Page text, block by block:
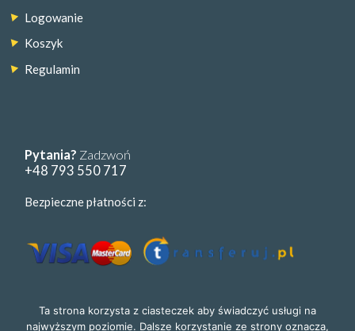
Logowanie
Koszyk
Regulamin
Pytania? Zadzwoń
+48 793 550 717
Bezpieczne płatności z:
Ta strona korzysta z ciasteczek aby świadczyć usługi na
najwyższym poziomie. Dalsze korzystanie ze strony oznacza,